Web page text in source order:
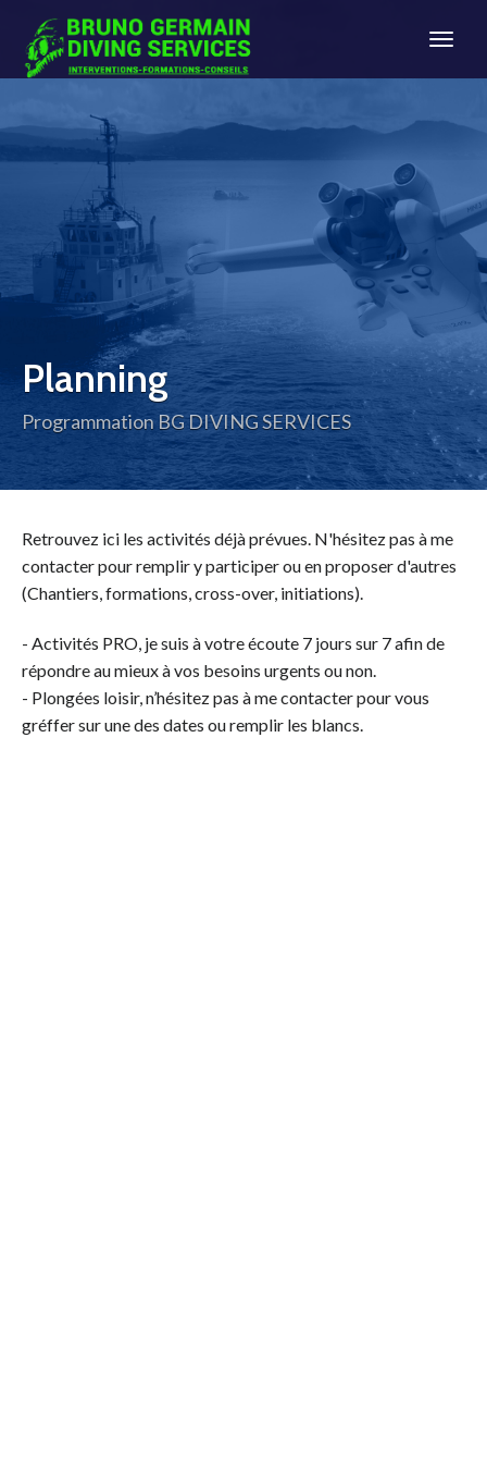
BG-
DIVING-
SERVICES
Planning
Programmation BG DIVING SERVICES
Retrouvez ici les activités déjà prévues. N'hésitez pas à me
contacter pour remplir y participer ou en proposer d'autres
(Chantiers, formations, cross-over, initiations).
- Activités PRO, je suis à votre écoute 7 jours sur 7 afin de
répondre au mieux à vos besoins urgents ou non.
- Plongées loisir, n’hésitez pas à me contacter pour vous
gréffer sur une des dates ou remplir les blancs.